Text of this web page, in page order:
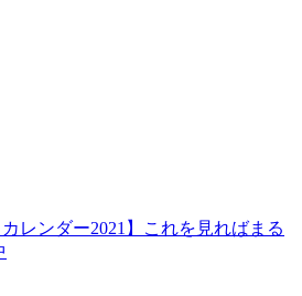
カレンダー2021】これを見ればまる